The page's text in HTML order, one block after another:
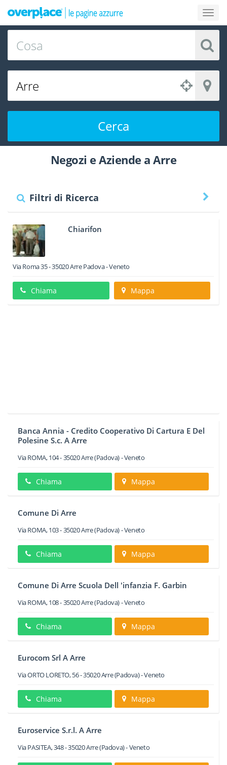
Cerca
Negozi e Aziende a Arre
Filtri di Ricerca
Chiarifon
Via Roma 35-35020ArrePadova -Veneto
Chiama Mappa
Banca Annia - Credito Cooperativo Di Cartura E Del
Polesine S.c. A Arre
Via ROMA, 104-35020Arre(Padova) -Veneto
Chiama Mappa
Comune Di Arre
Via ROMA, 103-35020Arre(Padova) -Veneto
Chiama Mappa
Comune Di Arre Scuola Dell 'infanzia F. Garbin
Via ROMA, 108-35020Arre(Padova) -Veneto
Chiama Mappa
Eurocom Srl A Arre
Via ORTO LORETO, 56-35020Arre(Padova) -Veneto
Chiama Mappa
Euroservice S.r.l. A Arre
Via PASITEA, 348-35020Arre(Padova) -Veneto